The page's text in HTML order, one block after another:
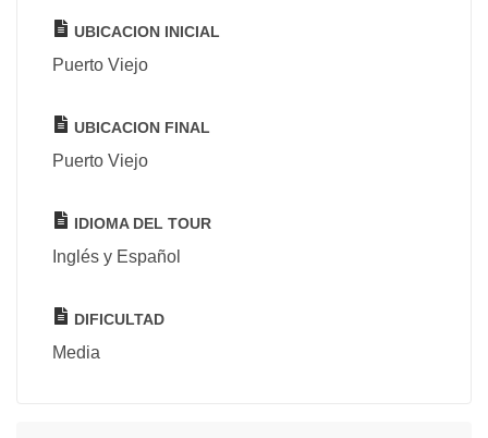
UBICACION INICIAL
Puerto Viejo
UBICACION FINAL
Puerto Viejo
IDIOMA DEL TOUR
Inglés y Español
DIFICULTAD
Media